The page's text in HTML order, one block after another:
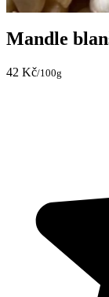
Mandle
42 Kč/100g